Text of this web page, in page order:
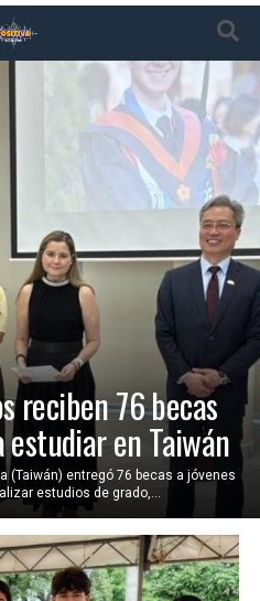
reciben 76 becas
en Taiwán
(Taiwán) entregó 76 becas a jóvenes
estudios de grado,...